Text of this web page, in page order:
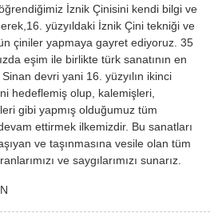
İznik Çinisini kendi bilgi ve
yüzyıldaki İznik Çini tekniği ve
çiniler yapmaya gayret ediyoruz. 35
eşim ile birlikte türk sanatının en
devri yani 16. yüzyılın ikinci
hedeflemiş olup, kalemişleri,
gibi yapmış olduğumuz tüm
ettirmek ilkemizdir. Bu sanatları
ve taşınmasına vesile olan tüm
ve saygılarımızı sunarız.